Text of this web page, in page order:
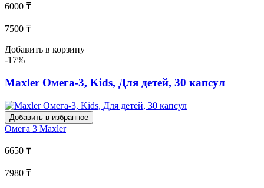
6000 ₸
7500 ₸
Добавить в корзину
-17%
Maxler Омега-3, Kids, Для детей, 30 капсул
Добавить в избранное
Омега 3 Maxler
6650 ₸
7980 ₸